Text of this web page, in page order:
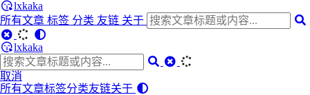
lxkaka
所有文章 标签 分类 友链 关于
lxkaka
取消
所有文章标签分类友链关于